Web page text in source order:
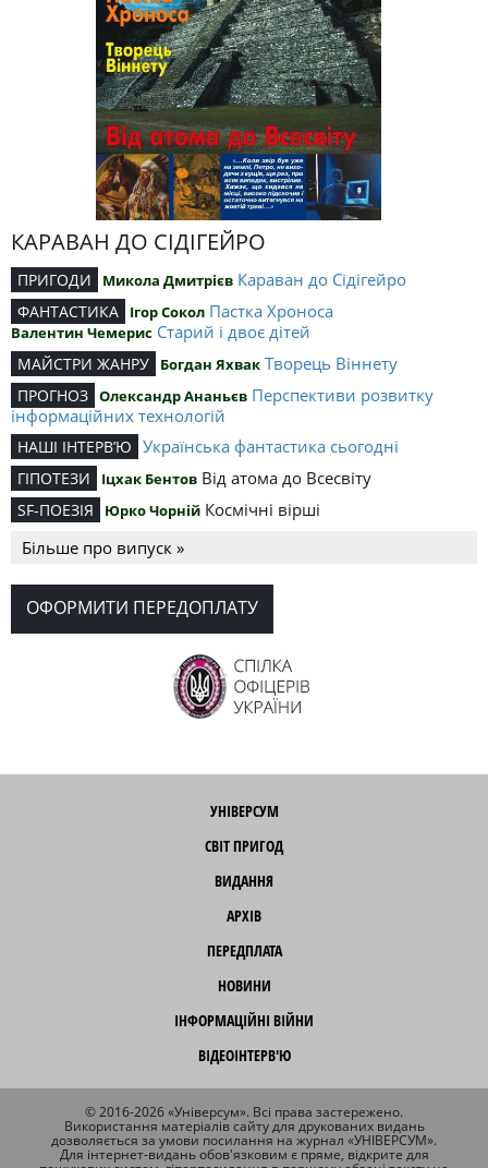
КАРАВАН ДО СІДІГЕЙРО
ПРИГОДИ Микола Дмитрієв Караван до Сідігейро
ФАНТАСТИКА Ігор Сокол Пастка Хроноса
Валентин Чемерис Старий і двоє дітей
МАЙСТРИ ЖАНРУ Богдан Яхвак Творець Віннету
ПРОГНОЗ Олександр Ананьєв Перспективи розвитку
інформаційних технологій
НАШІ ІНТЕРВ’Ю Українська фантастика сьогодні
ГІПОТЕЗИ Іцхак Бентов Від атома до Всесвіту
SF-ПОЕЗІЯ Юрко Чорній Космічні вірші
Більше про випуск »
ОФОРМИТИ ПЕРЕДОПЛАТУ
УНІВЕРСУМ
СВІТ ПРИГОД
ВИДАННЯ
АРХІВ
ПЕРЕДПЛАТА
НОВИНИ
ІНФОРМАЦІЙНІ ВІЙНИ
ВІДЕОІНТЕРВ'Ю
© 2016-2026 «Універсум». Всі права застережено.
Використання матеріалів сайту для друкованих видань
дозволяється за умови посилання на журнал «УНІВЕРСУМ».
Для інтернет-видань обов'язковим є пряме, відкрите для